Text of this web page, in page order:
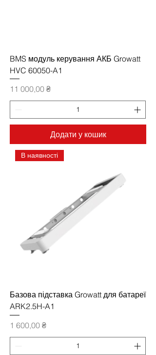
BMS модуль керування АКБ Growatt
HVC 60050-A1
Ціна
11 000,00 ₴
Додати у кошик
В наявності
Базова підставка Growatt для батареї
ARK2.5H-A1
Ціна
1 600,00 ₴